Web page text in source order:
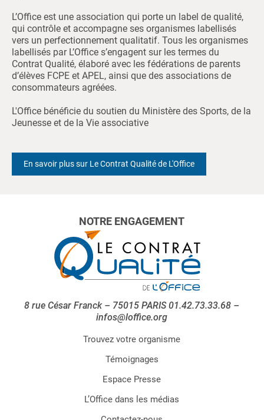
L’Office est une association qui porte un label de qualité,
qui contrôle et accompagne ses organismes labellisés
vers un perfectionnement qualitatif. Tous les organismes
labellisés par L’Office s’engagent sur les termes du
Contrat Qualité, élaboré avec les fédérations de parents
d’élèves FCPE et APEL, ainsi que des associations de
consommateurs agréées.
L'Office bénéficie du soutien du Ministère des Sports, de la
Jeunesse et de la Vie associative
En savoir plus sur Le Contrat Qualité de L'Office
NOTRE ENGAGEMENT
8 rue César Franck – 75015 PARIS 01.42.73.33.68 –
infos@loffice.org
Trouvez votre organisme
Témoignages
Espace Presse
L’Office dans les médias